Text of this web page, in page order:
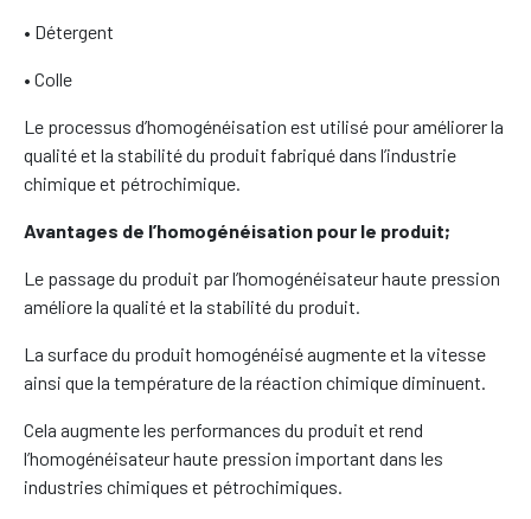
• Détergent
• Colle
Le processus d’homogénéisation est utilisé pour améliorer la
qualité et la stabilité du produit fabriqué dans l’industrie
chimique et pétrochimique.
Avantages de l’homogénéisation pour le produit;
Le passage du produit par l’homogénéisateur haute pression
améliore la qualité et la stabilité du produit.
La surface du produit homogénéisé augmente et la vitesse
ainsi que la température de la réaction chimique diminuent.
Cela augmente les performances du produit et rend
l’homogénéisateur haute pression important dans les
industries chimiques et pétrochimiques.